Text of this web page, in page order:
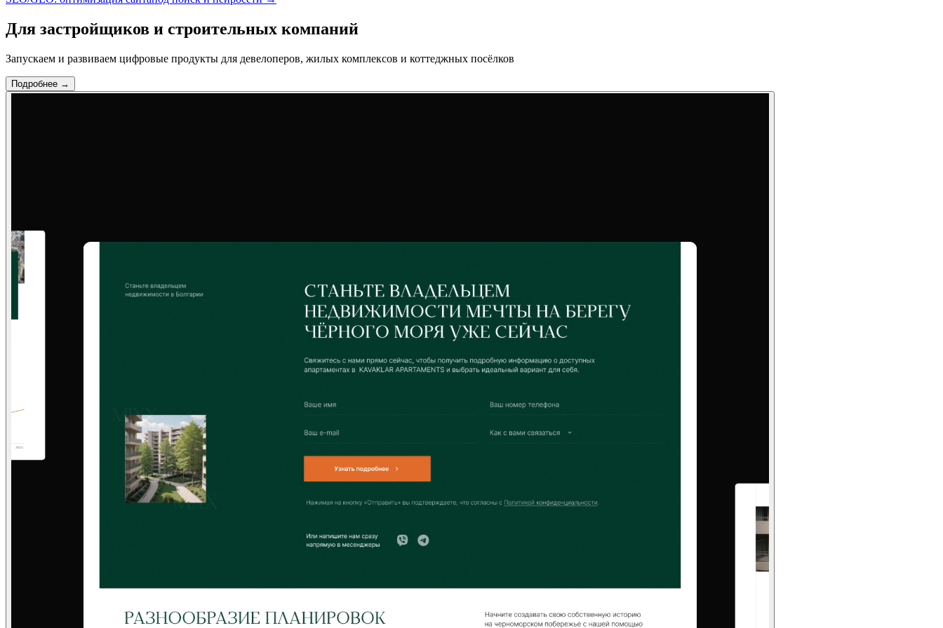
Для застройщиков и строительных компаний
Запускаем и развиваем цифровые продукты для девелоперов, жилых комплексов и коттеджных посёлков
Подробнее →